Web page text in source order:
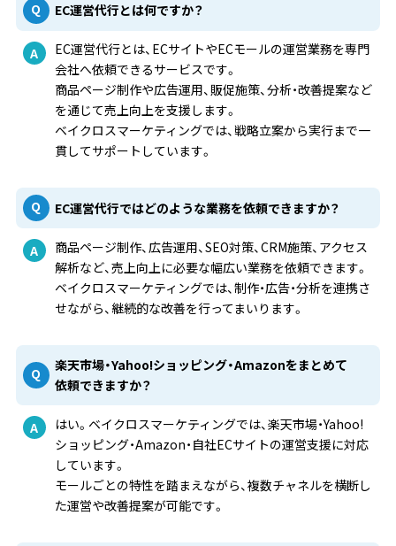
EC運営代行とは何ですか？
EC運営代行とは、ECサイトやECモールの運営業務を専門
会社へ依頼できるサービスです。
商品ページ制作や広告運用、販促施策、分析・改善提案など
を通じて売上向上を支援します。
ベイクロスマーケティングでは、戦略立案から実行まで一
貫してサポートしています。
EC運営代行ではどのような業務を依頼できますか？
商品ページ制作、広告運用、SEO対策、CRM施策、アクセス
解析など、売上向上に必要な幅広い業務を依頼できます。
ベイクロスマーケティングでは、制作・広告・分析を連携さ
せながら、継続的な改善を行ってまいります。
楽天市場・Yahoo!ショッピング・Amazonをまとめて
依頼できますか？
はい。ベイクロスマーケティングでは、楽天市場・Yahoo!
ショッピング・Amazon・自社ECサイトの運営支援に対応
しています。
モールごとの特性を踏まえながら、複数チャネルを横断し
た運営や改善提案が可能です。